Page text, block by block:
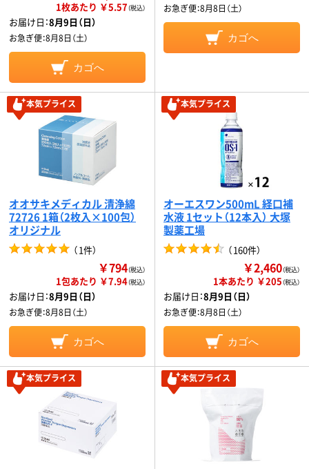
1枚あたり ￥5.57（税込）
お届け日：8月9日（日）
お急ぎ便：8月8日（土）
カゴへ
お急ぎ便：8月8日（土）
カゴへ
本気プライス
オオサキメディカル 清浄綿
72726 1箱（2枚入×100包）
オリジナル
（1件）
￥794（税込）
1包あたり ￥7.94（税込）
お届け日：8月9日（日）
お急ぎ便：8月8日（土）
カゴへ
本気プライス
オーエスワン500mL 経口補
水液 1セット（12本入） 大塚
製薬工場
（160件）
￥2,460（税込）
1本あたり ￥205（税込）
お届け日：8月9日（日）
お急ぎ便：8月8日（土）
カゴへ
本気プライス 本気プライス